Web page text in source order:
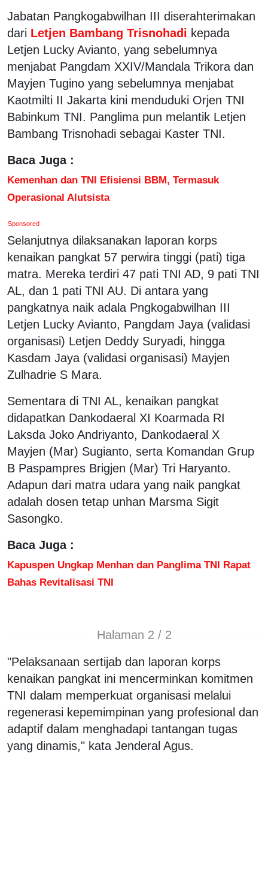
Jabatan Pangkogabwilhan III diserahterimakan
dari Letjen Bambang Trisnohadi kepada
Letjen Lucky Avianto, yang sebelumnya
menjabat Pangdam XXIV/Mandala Trikora dan
Mayjen Tugino yang sebelumnya menjabat
Kaotmilti II Jakarta kini menduduki Orjen TNI
Babinkum TNI. Panglima pun melantik Letjen
Bambang Trisnohadi sebagai Kaster TNI.
Baca Juga :
Kemenhan dan TNI Efisiensi BBM, Termasuk
Operasional Alutsista
Sponsored
Selanjutnya dilaksanakan laporan korps
kenaikan pangkat 57 perwira tinggi (pati) tiga
matra. Mereka terdiri 47 pati TNI AD, 9 pati TNI
AL, dan 1 pati TNI AU. Di antara yang
pangkatnya naik adala Pngkogabwilhan III
Letjen Lucky Avianto, Pangdam Jaya (validasi
organisasi) Letjen Deddy Suryadi, hingga
Kasdam Jaya (validasi organisasi) Mayjen
Zulhadrie S Mara.
Sementara di TNI AL, kenaikan pangkat
didapatkan Dankodaeral XI Koarmada RI
Laksda Joko Andriyanto, Dankodaeral X
Mayjen (Mar) Sugianto, serta Komandan Grup
B Paspampres Brigjen (Mar) Tri Haryanto.
Adapun dari matra udara yang naik pangkat
adalah dosen tetap unhan Marsma Sigit
Sasongko.
Baca Juga :
Kapuspen Ungkap Menhan dan Panglima TNI Rapat
Bahas Revitalisasi TNI
Halaman 2 / 2
"Pelaksanaan sertijab dan laporan korps
kenaikan pangkat ini mencerminkan komitmen
TNI dalam memperkuat organisasi melalui
regenerasi kepemimpinan yang profesional dan
adaptif dalam menghadapi tantangan tugas
yang dinamis," kata Jenderal Agus.